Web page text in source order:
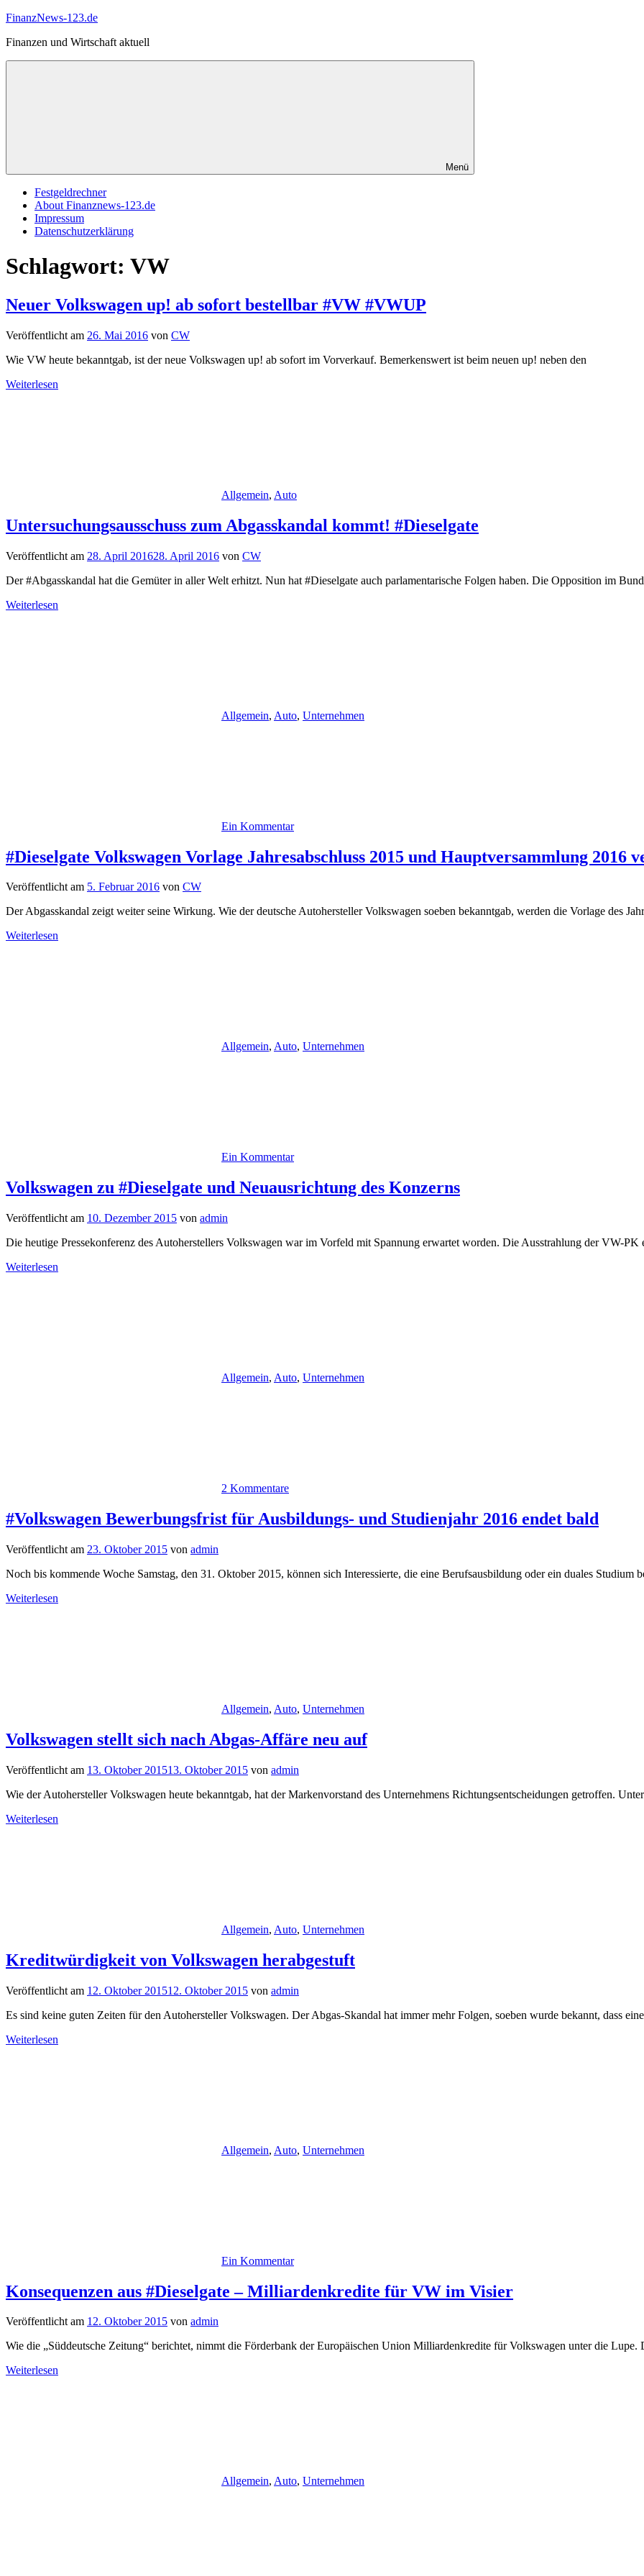
Zum
springen
FinanzNews-123.de
Finanzen und Wirtschaft aktuell
Menü
Festgeldrechner
About Finanznews-123.de
Impressum
Datenschutzerklärung
Schlagwort: VW
Neuer Volkswagen up! ab sofort bestellbar #VW #VWUP
Veröffentlicht am 26. Mai 2016 von CW
Wie VW heute bekanntgab, ist der neue Volkswagen up! ab sofort im Vorverkauf. Bemerkenswert ist beim neuen up! neben den
Weiterlesen
Allgemein, Auto
Untersuchungsausschuss zum Abgasskandal kommt! #Dieselgate
Veröffentlicht am 28. April 201628. April 2016 von CW
Der #Abgasskandal hat die Gemüter in aller Welt erhitzt. Nun hat #Dieselgate auch parlamentarische Folgen haben. Die Opposition im
Weiterlesen
Allgemein, Auto, Unternehmen
Ein Kommentar
#Dieselgate Volkswagen Vorlage Jahresabschluss 2015 und Hauptversammlung 2016
Veröffentlicht am 5. Februar 2016 von CW
Der Abgasskandal zeigt weiter seine Wirkung. Wie der deutsche Autohersteller Volkswagen soeben bekanntgab, werden die Vorlage des
Weiterlesen
Allgemein, Auto, Unternehmen
Ein Kommentar
Volkswagen zu #Dieselgate und Neuausrichtung des Konzerns
Veröffentlicht am 10. Dezember 2015 von admin
Die heutige Pressekonferenz des Autoherstellers Volkswagen war im Vorfeld mit Spannung erwartet worden. Die Ausstrahlung der VW-
Weiterlesen
Allgemein, Auto, Unternehmen
2 Kommentare
#Volkswagen Bewerbungsfrist für Ausbildungs- und Studienjahr 2016 endet bald
Veröffentlicht am 23. Oktober 2015 von admin
Noch bis kommende Woche Samstag, den 31. Oktober 2015, können sich Interessierte, die eine Berufsausbildung oder ein duales Studium
Weiterlesen
Allgemein, Auto, Unternehmen
Volkswagen stellt sich nach Abgas-Affäre neu auf
Veröffentlicht am 13. Oktober 201513. Oktober 2015 von admin
Wie der Autohersteller Volkswagen heute bekanntgab, hat der Markenvorstand des Unternehmens Richtungsentscheidungen getroffen.
Weiterlesen
Allgemein, Auto, Unternehmen
Kreditwürdigkeit von Volkswagen herabgestuft
Veröffentlicht am 12. Oktober 201512. Oktober 2015 von admin
Es sind keine guten Zeiten für den Autohersteller Volkswagen. Der Abgas-Skandal hat immer mehr Folgen, soeben wurde bekannt, dass eine
Weiterlesen
Allgemein, Auto, Unternehmen
Ein Kommentar
Konsequenzen aus #Dieselgate – Milliardenkredite für VW im Visier
Veröffentlicht am 12. Oktober 2015 von admin
Wie die „Süddeutsche Zeitung“ berichtet, nimmt die Förderbank der Europäischen Union Milliardenkredite für Volkswagen unter die Lupe.
Weiterlesen
Allgemein, Auto, Unternehmen